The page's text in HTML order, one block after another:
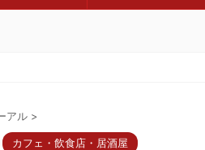
アル >
カフェ・飲食店・居酒屋